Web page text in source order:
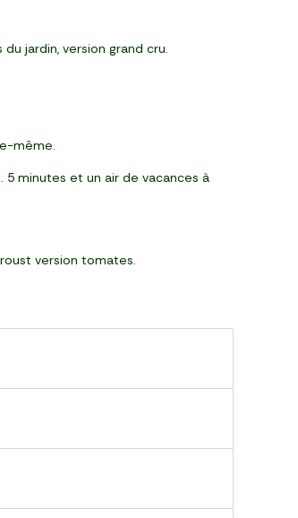
jardin, version grand cru.
même.
minutes et un air de vacances à
version tomates.